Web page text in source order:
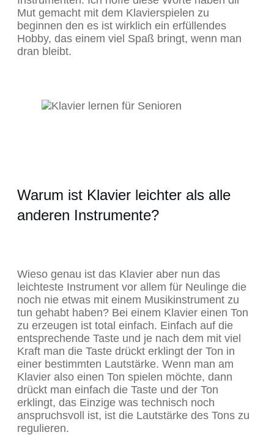
Mut gemacht mit dem Klavierspielen zu
beginnen den es ist wirklich ein erfüllendes
Hobby, das einem viel Spaß bringt, wenn man
dran bleibt.
Warum ist Klavier leichter als alle
anderen Instrumente?
Wieso genau ist das Klavier aber nun das
leichteste Instrument vor allem für Neulinge die
noch nie etwas mit einem Musikinstrument zu
tun gehabt haben? Bei einem Klavier einen Ton
zu erzeugen ist total einfach. Einfach auf die
entsprechende Taste und je nach dem mit viel
Kraft man die Taste drückt erklingt der Ton in
einer bestimmten Lautstärke. Wenn man am
Klavier also einen Ton spielen möchte, dann
drückt man einfach die Taste und der Ton
erklingt, das Einzige was technisch noch
anspruchsvoll ist, ist die Lautstärke des Tons zu
regulieren.